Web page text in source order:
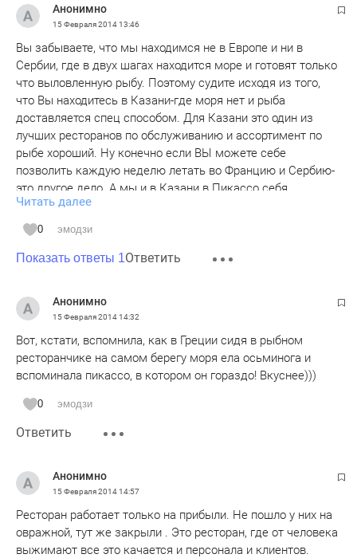
Анонимно
15 Февраля 201413:46
Вы забываете, что мы находимся не в Европе и ни в
Сербии, где в двух шагах находится море и готовят только
что выловленную рыбу. Поэтому судите исходя из того,
что Вы находитесь в Казани-где моря нет и рыба
доставляется спец способом. Для Казани это один из
лучших ресторанов по обслуживанию и ассортимент по
рыбе хороший. Ну конечно если ВЫ можете себе
позволить каждую неделю летать во Францию и Сербию-
это другое дело. А мы и в Казани в Пикассо себя
побалуем, т.к. нас ресторан устраивает... А Вы ешьте
тортик дома и вспоминайте Францию и мишленоские
звезды....
Читать далее
0 эмодзи
Показать ответы 1Ответить
Анонимно
15 Февраля 201414:32
Вот, кстати, вспомнила, как в Греции сидя в рыбном
ресторанчике на самом берегу моря ела осьминога и
вспоминала пикассо, в котором он гораздо! Вкуснее)))
0 эмодзи
Ответить
Анонимно
15 Февраля 201414:57
Ресторан работает только на прибыли. Не пошло у них на
овражной, тут же закрыли . Это ресторан, где от человека
выжимают все это качается и персонала и клиентов.